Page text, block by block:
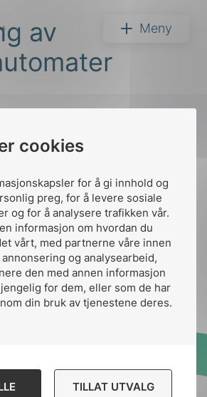
cookies
for å gi innhold og
preg, for å levere sosiale
og for å analysere trafikken vår.
informasjon om hvordan du
vårt, med partnerne våre innen
og analysearbeid,
den med annen informasjon
for dem, eller som de har
din bruk av tjenestene deres.
TILLAT UTVALG
Meny
av
nek@nek.no
Bruk av Cookies
toppen